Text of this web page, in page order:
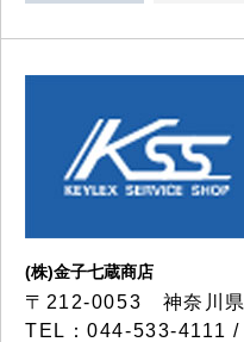
(株)金子七蔵商店
〒212-0053 神奈川
TEL：044-533-4111